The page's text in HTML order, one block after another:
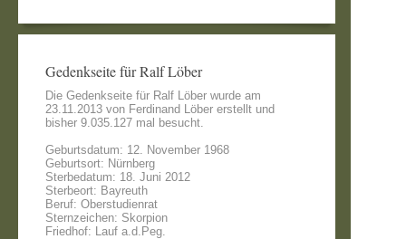
Gedenkseite für Ralf Löber
Die Gedenkseite für Ralf Löber wurde am
23.11.2013 von Ferdinand Löber erstellt und
bisher 9.035.127 mal besucht.
Geburtsdatum: 12. November 1968
Geburtsort: Nürnberg
Sterbedatum: 18. Juni 2012
Sterbeort: Bayreuth
Beruf: Oberstudienrat
Sternzeichen: Skorpion
Friedhof: Lauf a.d.Peg.